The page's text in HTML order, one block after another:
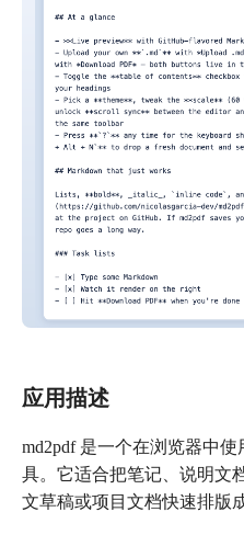
应用描述
md2pdf 是一个在浏览器中使
具。它适合把笔记、说明文
文草稿或项目文档快速排版成